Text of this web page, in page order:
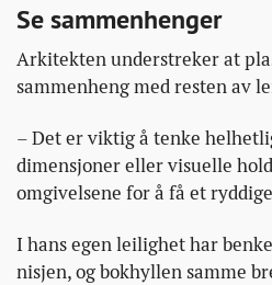
Se sammenhenger
Arkitekten understreker at
sammenheng med resten av
– Det er viktig å tenke
dimensjoner eller visuelle
omgivelsene for å få et
I hans egen leilighet har
nisjen, og bokhyllen samme